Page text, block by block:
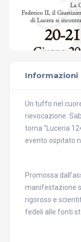
Informazioni
Un tuffo nel
rievocazione.
torna “Luceria
evento ospitato
Promossa
manifestazione
rigoroso e
fedeli alle fonti